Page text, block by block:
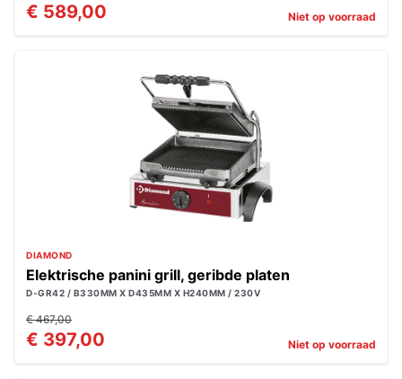
€ 589,00 Niet op voorraad
DIAMOND
Elektrische panini grill, geribde platen
D-GR42 / B330MM X D435MM X H240MM / 230V
€ 467,00
€ 397,00 Niet op voorraad